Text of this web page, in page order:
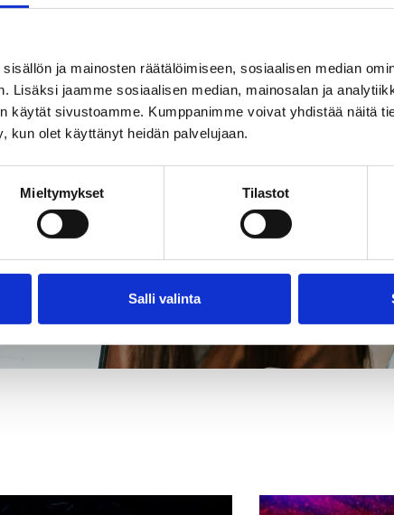
ja mainosten räätälöimiseen, sosiaalisen median
Lisäksi jaamme sosiaalisen median, mainosalan ja
käytät sivustoamme. Kumppanimme voivat yhdistää näitä
kun olet käyttänyt heidän palvelujaan.
Mieltymykset Tilastot
Salli valinta